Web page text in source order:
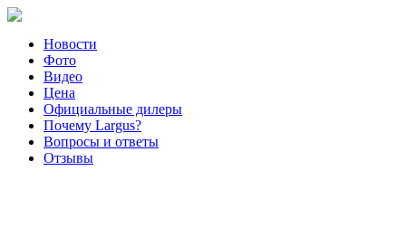
Новости
Фото
Видео
Цена
Официальные дилеры
Почему Largus?
Вопросы и ответы
Отзывы